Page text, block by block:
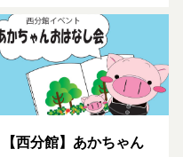
【西分館】あかちゃん